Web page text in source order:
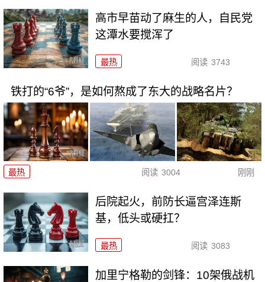
高市早苗动了麻生的人，自民党
这潭水要搅浑了
最热 阅读 3743
铁打的“6爷”，是如何熬成了东大的战略名片？
最热 阅读 3004 刚刚
后院起火，前防长逼宫泽连斯
基，低头或硬扛？
最热 阅读 3083
加里宁格勒的剑锋：10架俄战机